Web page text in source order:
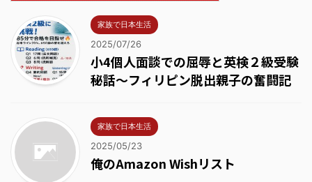
家族で日本生活
2025/07/26
小4個人面談での屈辱と英検２級受験
秘話～フィリピン脱出親子の奮闘記
家族で日本生活
2025/05/23
俺のAmazon Wishリスト